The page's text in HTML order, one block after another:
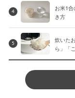
4
お米1
き方
5
炊いた
ら」「